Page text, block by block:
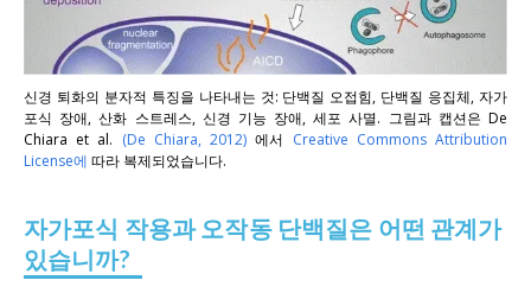
신경 퇴화의 분자적 특징을 나타내는 것: 단백질 오접힘, 단백질 응집체, 자가
포식 장애, 산화 스트레스, 신경 기능 장애, 세포 사멸. 그림과 캡션은 De
Chiara et al. (De Chiara, 2012) 에서 Creative Commons Attribution
License에 따라 복제되었습니다.
자가포식 작용과 오작동 단백질은 어떤 관계가
있습니까?